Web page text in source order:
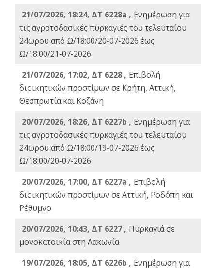
21/07/2026, 18:24, ΔΤ 6228a , Ενημέρωση για
τις αγροτοδασικές πυρκαγιές του τελευταίου
24ωρου από Ω/18:00/20-07-2026 έως
Ω/18:00/21-07-2026
21/07/2026, 17:02, ΔΤ 6228 , Επιβολή
διοικητικών προστίμων σε Κρήτη, Αττική,
Θεσπρωτία και Κοζάνη
20/07/2026, 18:26, ΔΤ 6227b , Ενημέρωση για
τις αγροτοδασικές πυρκαγιές του τελευταίου
24ωρου από Ω/18:00/19-07-2026 έως
Ω/18:00/20-07-2026
20/07/2026, 17:00, ΔΤ 6227a , Επιβολή
διοικητικών προστίμων σε Αττική, Ροδόπη και
Ρέθυμνο
20/07/2026, 10:43, ΔΤ 6227 , Πυρκαγιά σε
μονοκατοικία στη Λακωνία
19/07/2026, 18:05, ΔΤ 6226b , Ενημέρωση για